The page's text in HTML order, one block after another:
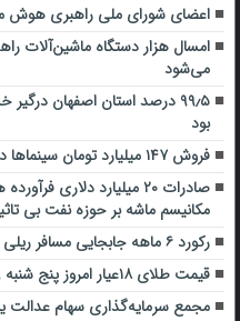
اعضای شورای ملی راهبری
امسال هزار دستگاه ماشین‌آلات
می‌شود
۹۹٫۵ درصد استان اصفهان
بود
فروش ۱۴۷ میلیارد تومان سینماها در فروردین
مکانیسم ماشه بر حوزه نفت بی
رکورد ۶ ماهه جابجایی مسافر ریلی شکسته شد
قیمت طلای ۱۸عیار امروز پنج شنبه ۲۹ آبان/ افزایش قیمت طلا + جدول
مجمع سرمایه‌گذاری سهام عدالت